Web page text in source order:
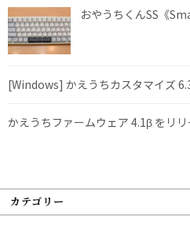
おやうちくんSS《
[Windows] かえうちカスタマイズ
かえうちファームウェア 4.1β をリ
カテゴリー